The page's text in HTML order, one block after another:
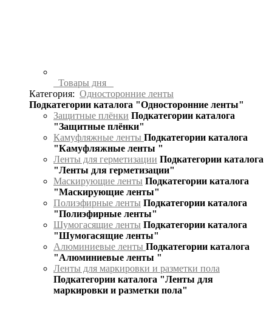
Товары дня
Категория: Односторонние ленты
Подкатегории каталога "Односторонние ленты"
Защитные плёнки Подкатегории каталога
"Защитные плёнки"
Камуфляжные ленты Подкатегории каталога
"Камуфляжные ленты "
Ленты для герметизации Подкатегории каталога
"Ленты для герметизации"
Маскирующие ленты Подкатегории каталога
"Маскирующие ленты"
Полиэфирные ленты Подкатегории каталога
"Полиэфирные ленты"
Шумогасящие ленты Подкатегории каталога
"Шумогасящие ленты"
Алюминиевые ленты Подкатегории каталога
"Алюминиевые ленты "
Ленты для маркировки и разметки пола
Подкатегории каталога "Ленты для
маркировки и разметки пола"